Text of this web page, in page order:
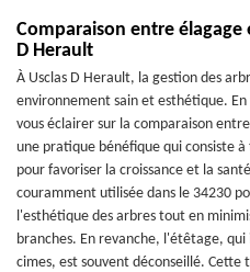
Comparaison entre élagage
D Herault
À Usclas D Herault, la gestion des
environnement sain et esthétique.
vous éclairer sur la comparaison
une pratique bénéfique qui consiste
pour favoriser la croissance et la
couramment utilisée dans le 34230
l'esthétique des arbres tout en
branches. En revanche, l'étêtage,
cimes, est souvent déconseillé.